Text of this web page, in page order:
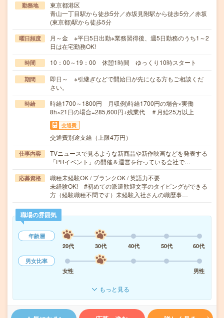
勤務地
東京都港区
青山一丁目駅から徒歩5分／赤坂見附駅から徒歩5分／赤坂
(東京都)駅から徒歩5分
曜日頻度
月～金 ※平日5日出勤※業務習得後、週5日勤務のうち1～2
日は在宅勤務OK!
時間 10：00～19：00 休憩1時間 ゆっくり10時スタート
期間
即日～ ※引継ぎなどで開始日が先になる方もご相談くだ
さい。
時給
時給1700～1800円 月収例)時給1700円の場合×実働
8h×21日の場合=285,600円+残業代 ＃月給25万以上
交通費
交通費別途支給（上限4万円）
仕事内容
TVニュースで見るような新商品や新作映画などを発表する
「PRイベント」の開催＆運営を行っている会社で…
応募資格
職種未経験OK / ブランクOK / 英語力不要
未経験OK! #初めての派遣歓迎文字のタイピングができる
方（経験職種不問です）未経験入社さんの職歴事…
職場の雰囲気
年齢層
20代
30代 40代 50代
60代
男女比率
女性
男性
もっと見る